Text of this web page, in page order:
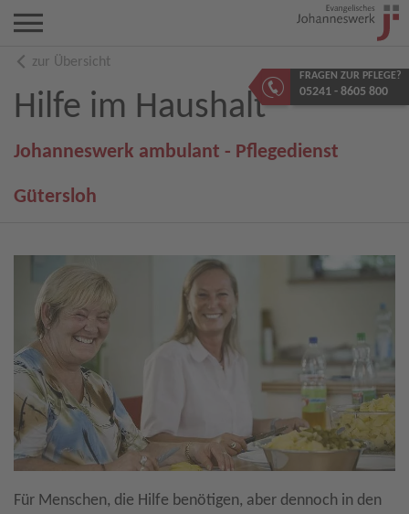
zur Übersicht
Hilfe im Haushalt
Johanneswerk ambulant - Pflegedienst
Gütersloh
Für Menschen, die Hilfe benötigen, aber dennoch in den
FRAGEN ZUR PFLEGE?
05241 - 8605 800